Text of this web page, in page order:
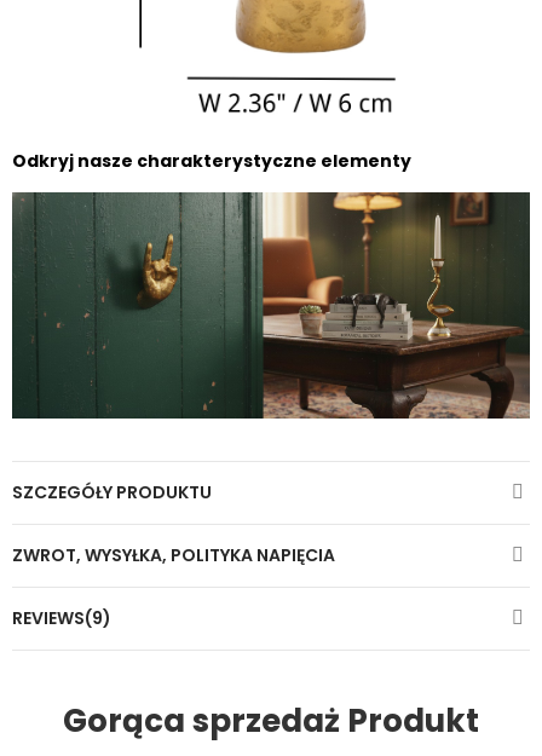
Odkryj nasze charakterystyczne elementy
SZCZEGÓŁY PRODUKTU
ZWROT, WYSYŁKA, POLITYKA NAPIĘCIA
REVIEWS(9)
Gorąca sprzedaż Produkt